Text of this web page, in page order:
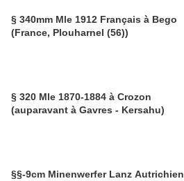
§ 340mm Mle 1912 Français à Bego
(France, Plouharnel (56))
§ 320 Mle 1870-1884 à Crozon
(auparavant à Gavres - Kersahu)
§§-9cm Minenwerfer Lanz Autrichien